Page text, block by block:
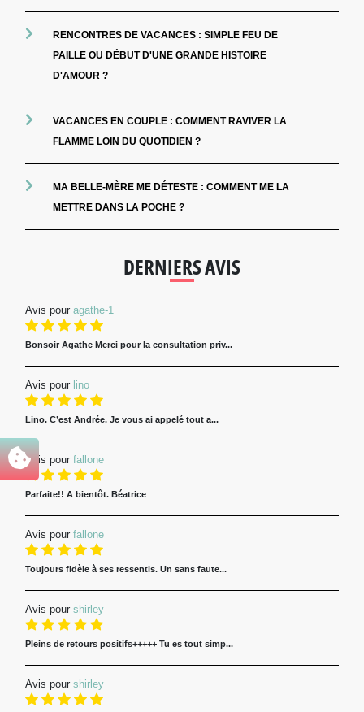
RENCONTRES DE VACANCES : SIMPLE FEU DE
PAILLE OU DÉBUT D'UNE GRANDE HISTOIRE
D'AMOUR ?
VACANCES EN COUPLE : COMMENT RAVIVER LA
FLAMME LOIN DU QUOTIDIEN ?
MA BELLE-MÈRE ME DÉTESTE : COMMENT ME LA
METTRE DANS LA POCHE ?
DERNIERS AVIS
Avis pour agathe-1
Bonsoir Agathe Merci pour la consultation priv...
Avis pour lino
Lino. C’est Andrée. Je vous ai appelé tout a...
Avis pour fallone
Parfaite!! A bientôt. Béatrice
Avis pour fallone
Toujours fidèle à ses ressentis. Un sans faute...
Avis pour shirley
Pleins de retours positifs+++++ Tu es tout simp...
Avis pour shirley